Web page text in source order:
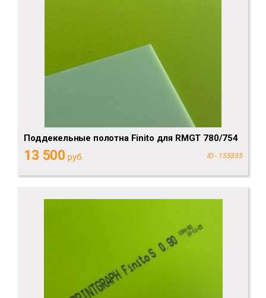
Поддекельные полотна Finito для RMGT 780/754
13 500 руб. ID - 155335